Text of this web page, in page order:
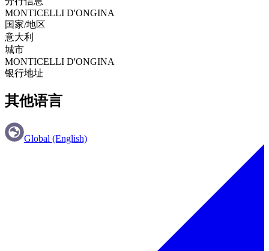
MONTICELLI D'ONGINA
国家/地区
意大利
城市
MONTICELLI D'ONGINA
银行地址
其他语言
Global (English)